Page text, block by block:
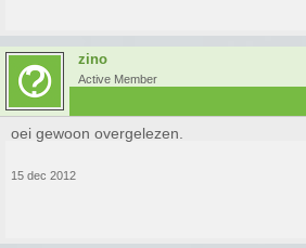
zino
Active Member
oei gewoon overgelezen.
15 dec 2012